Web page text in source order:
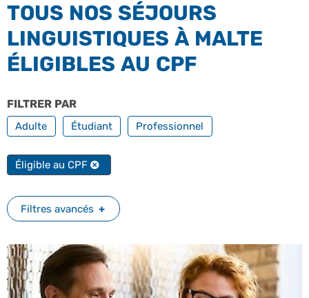
TOUS NOS SÉJOURS
LINGUISTIQUES À MALTE
ÉLIGIBLES AU CPF
FILTRER PAR
Adulte Étudiant Professionnel
Éligible au CPF
Filtres avancés